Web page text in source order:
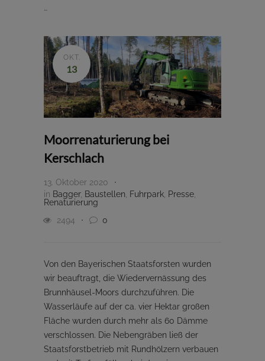
…
OKT.
13
Moorrenaturierung bei
Kerschlach
13. Oktober 2020
in Bagger, Baustellen Fuhrpark Presse
Renaturierung
2494
0
Von den Bayerischen Staatsforsten wurden
wir beauftragt, die Wiedervernässung des
Brunnhäusel-Moors durchzuführen. Die
Wasserläufe auf der ca. vier Hektar großen
Fläche wurden durch mehr als 60 Dämme
verschlossen. Die Nebengräben ließ der
Staatsforstbetrieb mit Rundhölzern verbauen